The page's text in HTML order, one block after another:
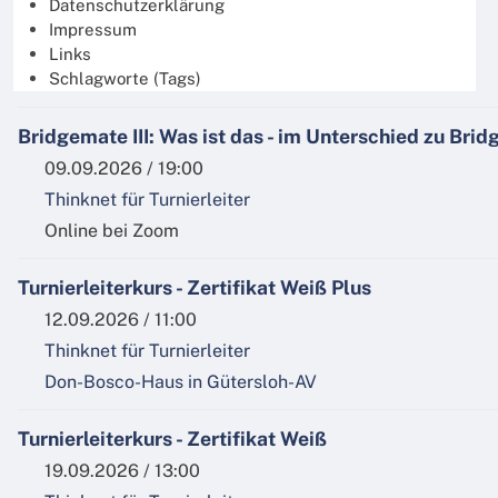
Datenschutzerklärung
Impressum
Links
Schlagworte (Tags)
13.08.2026 / 19:30
Thinknet für Turnierleiter
Online bei Zoom
Bridgemate III: Was ist das - im Unterschied zu
09.09.2026 / 19:00
Thinknet für Turnierleiter
Online bei Zoom
Turnierleiterkurs - Zertifikat Weiß Plus
12.09.2026 / 11:00
Thinknet für Turnierleiter
Don-Bosco-Haus in Gütersloh-AV
Turnierleiterkurs - Zertifikat Weiß
19.09.2026 / 13:00